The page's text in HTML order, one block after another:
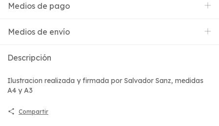
Medios de pago
Medios de envío
Descripción
Ilustracion realizada y firmada por Salvador Sanz, medidas
A4 y A3
Compartir